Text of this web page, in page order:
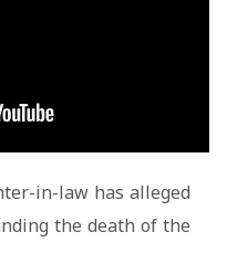
in-law has alleged
the death of the